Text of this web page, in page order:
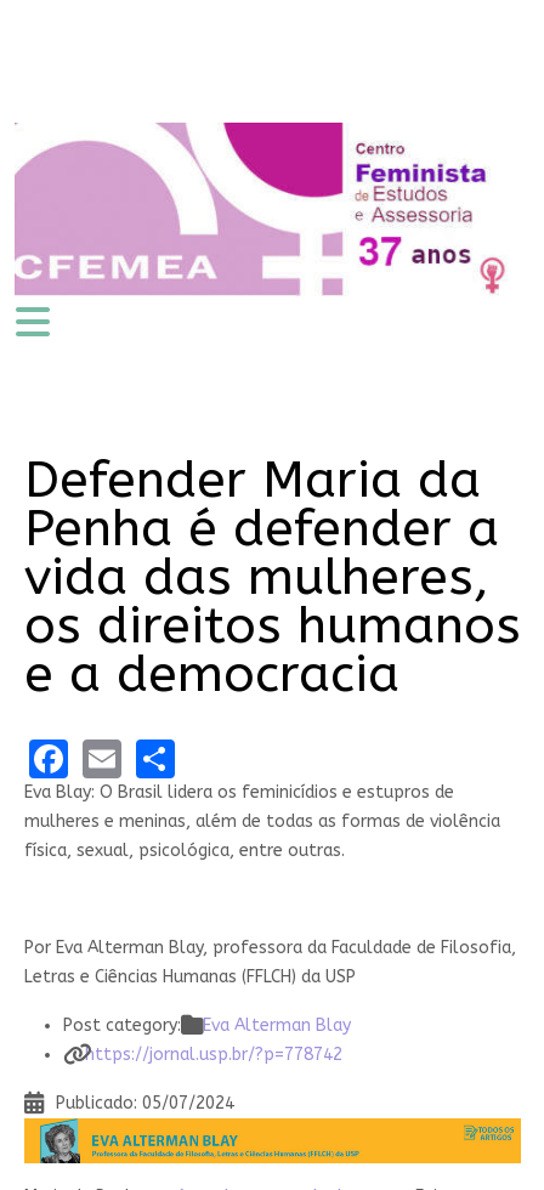
Defender Maria da
Penha é defender a
vida das mulheres,
os direitos humanos
e a democracia
Facebook
EmailShare
Eva Blay: O Brasil lidera os feminicídios e estupros de
mulheres e meninas, além de todas as formas de violência
física, sexual, psicológica, entre outras.
Por Eva Alterman Blay, professora da Faculdade de Filosofia,
Letras e Ciências Humanas (FFLCH) da USP
Post category:
Eva Alterman Blay
https://jornal.usp.br/?p=778742
Publicado: 05/07/2024